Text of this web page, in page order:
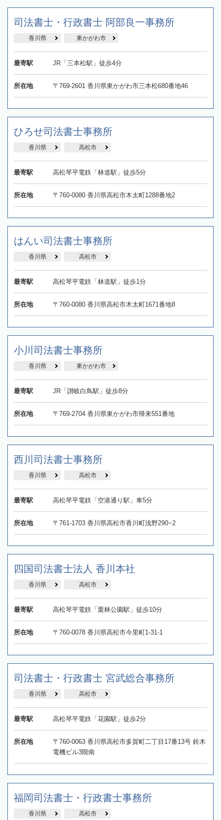
司法書士・行政書士 阿部良一事務所
香川県 東かがわ市
最寄駅 JR「三本松駅」徒歩4分
所在地 〒769-2601 香川県東かがわ市三本松680番地46
ひろせ司法書士事務所
香川県 高松市
最寄駅 高松琴平電鉄「林道駅」徒歩5分
所在地 〒760-0080 香川県高松市木太町1288番地2
はんい司法書士事務所
香川県 高松市
最寄駅 高松琴平電鉄「林道駅」徒歩1分
所在地 〒760-0080 香川県高松市木太町1671番地8
小川司法書士事務所
香川県 東かがわ市
最寄駅 JR「讃岐白鳥駅」徒歩8分
所在地 〒769-2704 香川県東かがわ市帰来551番地
西川司法書士事務所
香川県 高松市
最寄駅 高松琴平電鉄「空港通り駅」車5分
所在地 〒761-1703 香川県高松市香川町浅野290−2
四国司法書士法人 香川本社
香川県 高松市
最寄駅 高松琴平電鉄「栗林公園駅」徒歩10分
所在地 〒760-0078 香川県高松市今里町1-31-1
司法書士・行政書士 宮武総合事務所
香川県 高松市
最寄駅 高松琴平電鉄「花園駅」徒歩2分
所在地
〒760-0063 香川県高松市多賀町二丁目17番13号 鈴木
電機ビル3階南
福岡司法書士・行政書士事務所
香川県 高松市